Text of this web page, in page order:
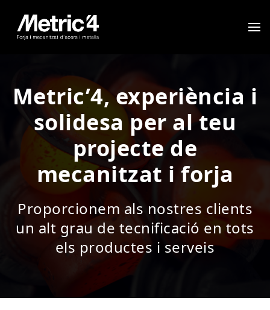
Metric’4, experiència i
solidesa per al teu
projecte de
mecanitzat i forja
Proporcionem als nostres clients
un alt grau de tecnificació en tots
els productes i serveis